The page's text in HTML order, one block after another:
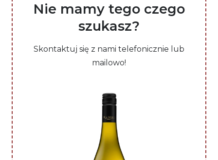
Nie mamy tego czego
szukasz?
Skontaktuj się z nami telefonicznie lub
mailowo!